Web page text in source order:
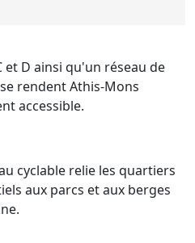
et D ainsi qu'un réseau de
rendent Athis-Mons
accessible.
cyclable relie les quartiers
aux parcs et aux berges